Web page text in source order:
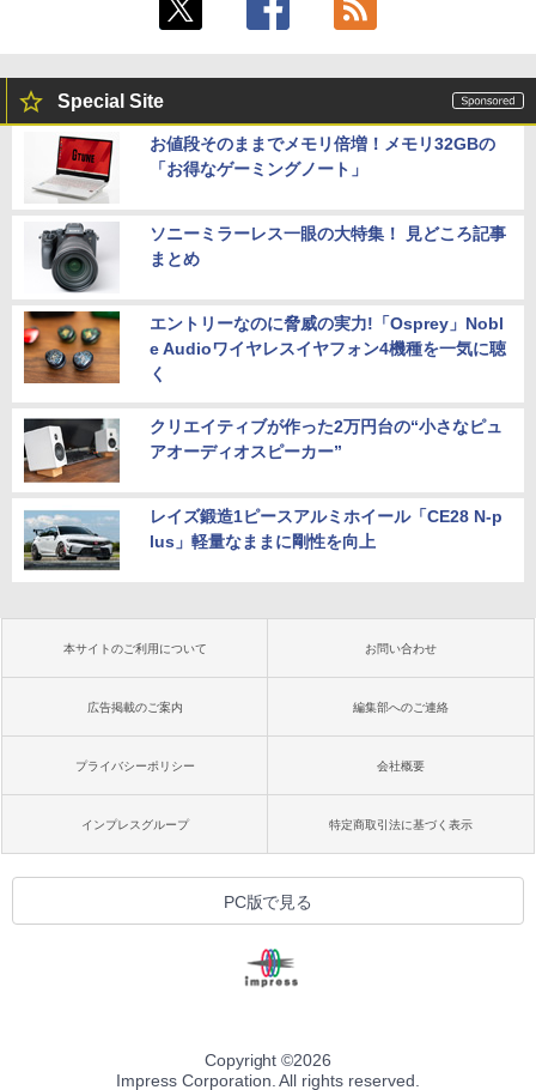
Special Site
お値段そのままでメモリ倍増！メモリ32GBの
「お得なゲーミングノート」
ソニーミラーレス一眼の大特集！ 見どころ記事
まとめ
エントリーなのに脅威の実力!「Osprey」Nobl
e Audioワイヤレスイヤフォン4機種を一気に聴
く
クリエイティブが作った2万円台の“小さなピュ
アオーディオスピーカー”
レイズ鍛造1ピースアルミホイール「CE28 N-p
lus」軽量なままに剛性を向上
本サイトのご利用について お問い合わせ
広告掲載のご案内 編集部へのご連絡
プライバシーポリシー 会社概要
インプレスグループ 特定商取引法に基づく表示
PC版で見る
Copyright ©2026
Impress Corporation. All rights reserved.